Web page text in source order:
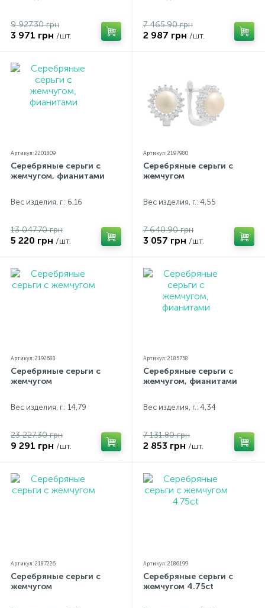
9 927.30 грн
3 971 грн /шт.
7 465.90 грн
2 987 грн /шт.
Артикул: 2201809
Серебряные серьги с
жемчугом, фианитами
Вес изделия, г.: 6,16
13 047.70 грн
5 220 грн /шт.
Артикул: 2197980
Серебряные серьги с
жемчугом
Вес изделия, г.: 4,55
7 640.90 грн
3 057 грн /шт.
Артикул: 2192688
Серебряные серьги с
жемчугом
Вес изделия, г.: 14,79
23 227.30 грн
9 291 грн /шт.
Артикул: 2185758
Серебряные серьги с
жемчугом, фианитами
Вес изделия, г.: 4,34
7 131.80 грн
2 853 грн /шт.
Артикул: 2187226
Серебряные серьги с
жемчугом
Артикул: 2186199
Серебряные серьги с
жемчугом 4.75ct